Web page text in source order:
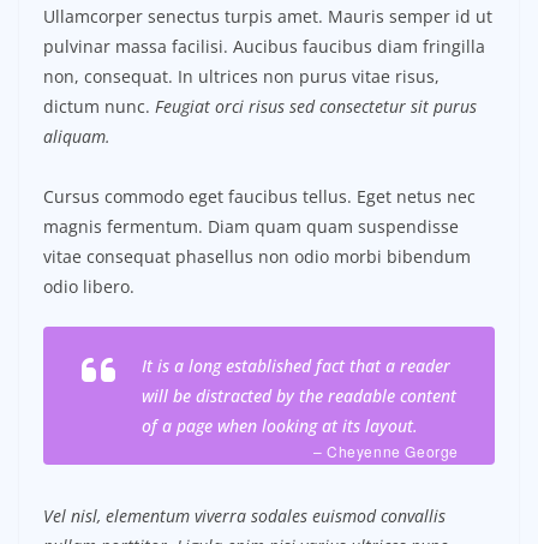
Ullamcorper senectus turpis amet. Mauris semper id ut
pulvinar massa facilisi. Aucibus faucibus diam fringilla
non, consequat. In ultrices non purus vitae risus,
dictum nunc. Feugiat orci risus sed consectetur sit purus
aliquam.
Cursus commodo eget faucibus tellus. Eget netus nec
magnis fermentum. Diam quam quam suspendisse
vitae consequat phasellus non odio morbi bibendum
odio libero.
It is a long established fact that a reader
will be distracted by the readable content
of a page when looking at its layout.
– Cheyenne George
Vel nisl, elementum viverra sodales euismod convallis